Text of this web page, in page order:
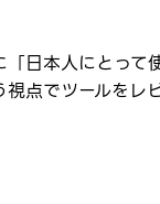
日本人にとって
点でツールをレ